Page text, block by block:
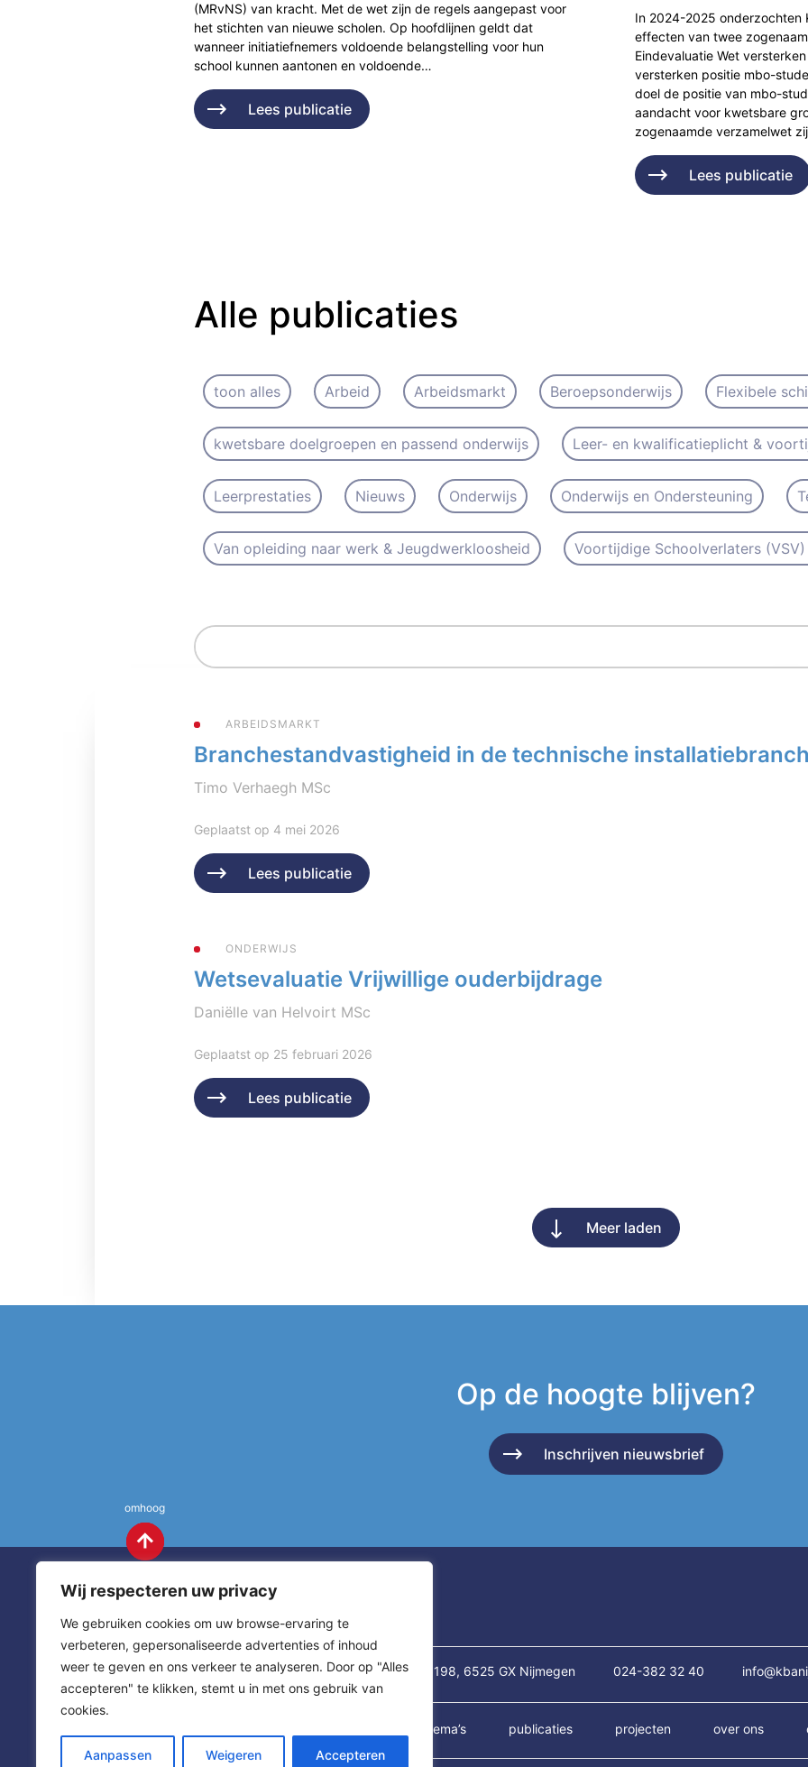
Wij respecteren uw privacy
We gebruiken cookies om uw browse-ervaring te
verbeteren, gepersonaliseerde advertenties of inhoud
weer te geven en ons verkeer te analyseren. Door op "Alles
accepteren" te klikken, stemt u in met ons gebruik van
cookies.
Aanpassen Weigeren Accepteren
(MRvNS) van kracht. Met de wet zijn de regels aangepast voor
het stichten van nieuwe scholen. Op hoofdlijnen geldt dat
wanneer initiatiefnemers voldoende belangstelling voor hun
school kunnen aantonen en voldoende…
Lees publicatie
In 2024-2025 onderzochten
effecten van twee
Eindevaluatie Wet
versterken positie mbo-
doel de positie van mbo-
aandacht voor kwetsbare
zogenaamde verzamelwet
Lees publicatie
Alle publicaties
toon alles Arbeid Arbeidsmarkt Beroepsonderwijs Flexibele
kwetsbare doelgroepen en passend onderwijs Leer- en kwalificatieplicht &
Leerprestaties Nieuws Onderwijs Onderwijs en Ondersteuning
Van opleiding naar werk & Jeugdwerkloosheid Voortijdige Schoolverlaters
ARBEIDSMARKT
Branchestandvastigheid in de technische
Timo Verhaegh MSc
Geplaatst op 4 mei 2026
Lees publicatie
ONDERWIJS
Wetsevaluatie Vrijwillige ouderbijdrage
Daniëlle van Helvoirt MSc
Geplaatst op 25 februari 2026
Lees publicatie
Meer laden
Op de hoogte blijven?
Inschrijven nieuwsbrief
omhoog
Contact St. Annastraat 198, 6525 GX Nijmegen 024-382 32 40
thema’s publicaties projecten over ons